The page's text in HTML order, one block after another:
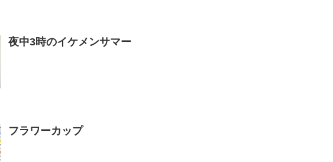
夜中3時のイケメンサマー
フラワーカップ